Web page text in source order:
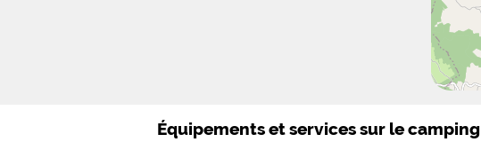
Équipements et services sur le camping